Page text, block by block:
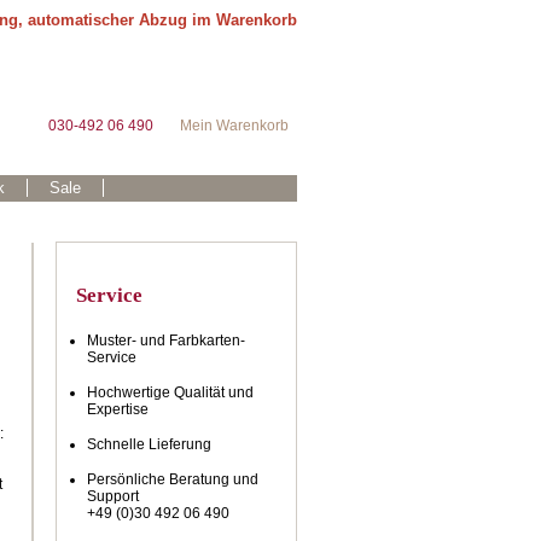
automatischer Abzug im Warenkorb
Mein Warenkorb
030-492 06 490
Sale
Service
Muster- und Farbkarten-
Service
Hochwertige Qualität und
Expertise
Schnelle Lieferung
Persönliche Beratung und
Support
+49 (0)30 492 06 490